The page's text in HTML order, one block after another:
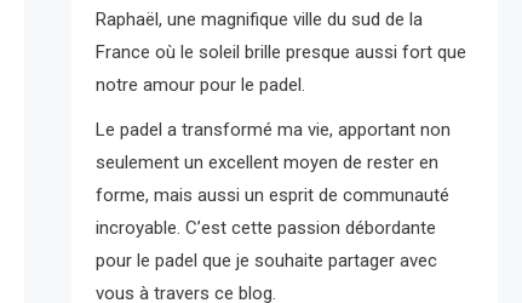
Raphaël, une magnifique ville du sud de la
France où le soleil brille presque aussi fort que
notre amour pour le padel.
Le padel a transformé ma vie, apportant non
seulement un excellent moyen de rester en
forme, mais aussi un esprit de communauté
incroyable. C’est cette passion débordante
pour le padel que je souhaite partager avec
vous à travers ce blog.